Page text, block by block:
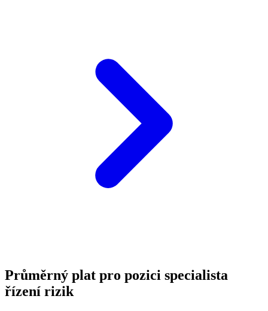
Průměrný plat pro pozici specialista
řízení rizik